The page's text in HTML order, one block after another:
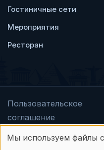
Гостиничные сети
Мероприятия
Ресторан
Пользовательское
соглашение
©
Мы используем файлы